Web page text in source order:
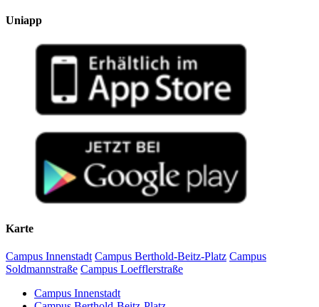
Uniapp
Karte
Campus Innenstadt Campus Berthold-Beitz-Platz Campus
Soldmannstraße Campus Loefflerstraße
Campus Innenstadt